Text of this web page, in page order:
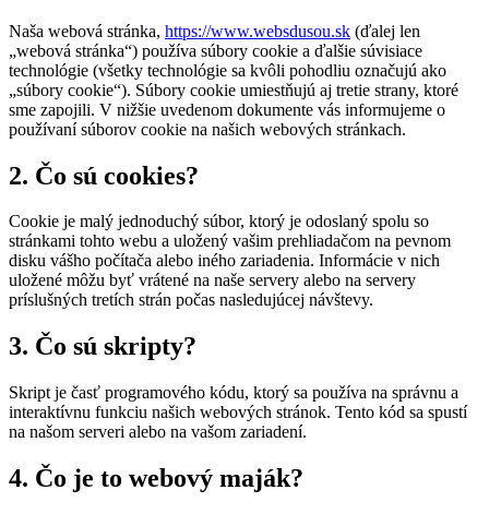
Naša webová stránka, https://www.websdusou.sk (ďalej len
„webová stránka“) používa súbory cookie a ďalšie súvisiace
technológie (všetky technológie sa kvôli pohodliu označujú ako
„súbory cookie“). Súbory cookie umiestňujú aj tretie strany, ktoré
sme zapojili. V nižšie uvedenom dokumente vás informujeme o
používaní súborov cookie na našich webových stránkach.
2. Čo sú cookies?
Cookie je malý jednoduchý súbor, ktorý je odoslaný spolu so
stránkami tohto webu a uložený vašim prehliadačom na pevnom
disku vášho počítača alebo iného zariadenia. Informácie v nich
uložené môžu byť vrátené na naše servery alebo na servery
príslušných tretích strán počas nasledujúcej návštevy.
3. Čo sú skripty?
Skript je časť programového kódu, ktorý sa používa na správnu a
interaktívnu funkciu našich webových stránok. Tento kód sa spustí
na našom serveri alebo na vašom zariadení.
4. Čo je to webový maják?